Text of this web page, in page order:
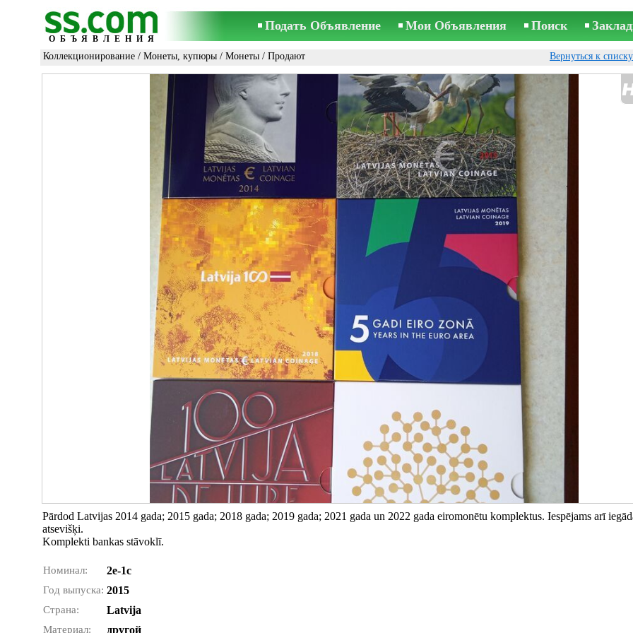
ОБЪЯВЛЕНИЯ
Подать Объявление Мои Объявления Поиск
Коллекционирование / Монеты, купюры / Монеты / Продают Вернуться к
Pārdod Latvijas 2014 gada; 2015 gada; 2018 gada; 2019 gada; 2021 gada un 2022 gada eiromonētu komplektus. Iespējams arī
atsevišķi.
Komplekti bankas stāvoklī.
Номинал: 2e-1c
Год выпуска: 2015
Страна: Latvija
Материал: другой